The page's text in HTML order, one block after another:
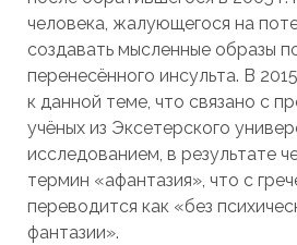
человека, жалующегося на
создавать мысленные образы
перенесённого инсульта. В
к данной теме, что связано с
учёных из Эксетерского
исследованием, в результате
термин «афантазия», что с
переводится как «без
фантазии».